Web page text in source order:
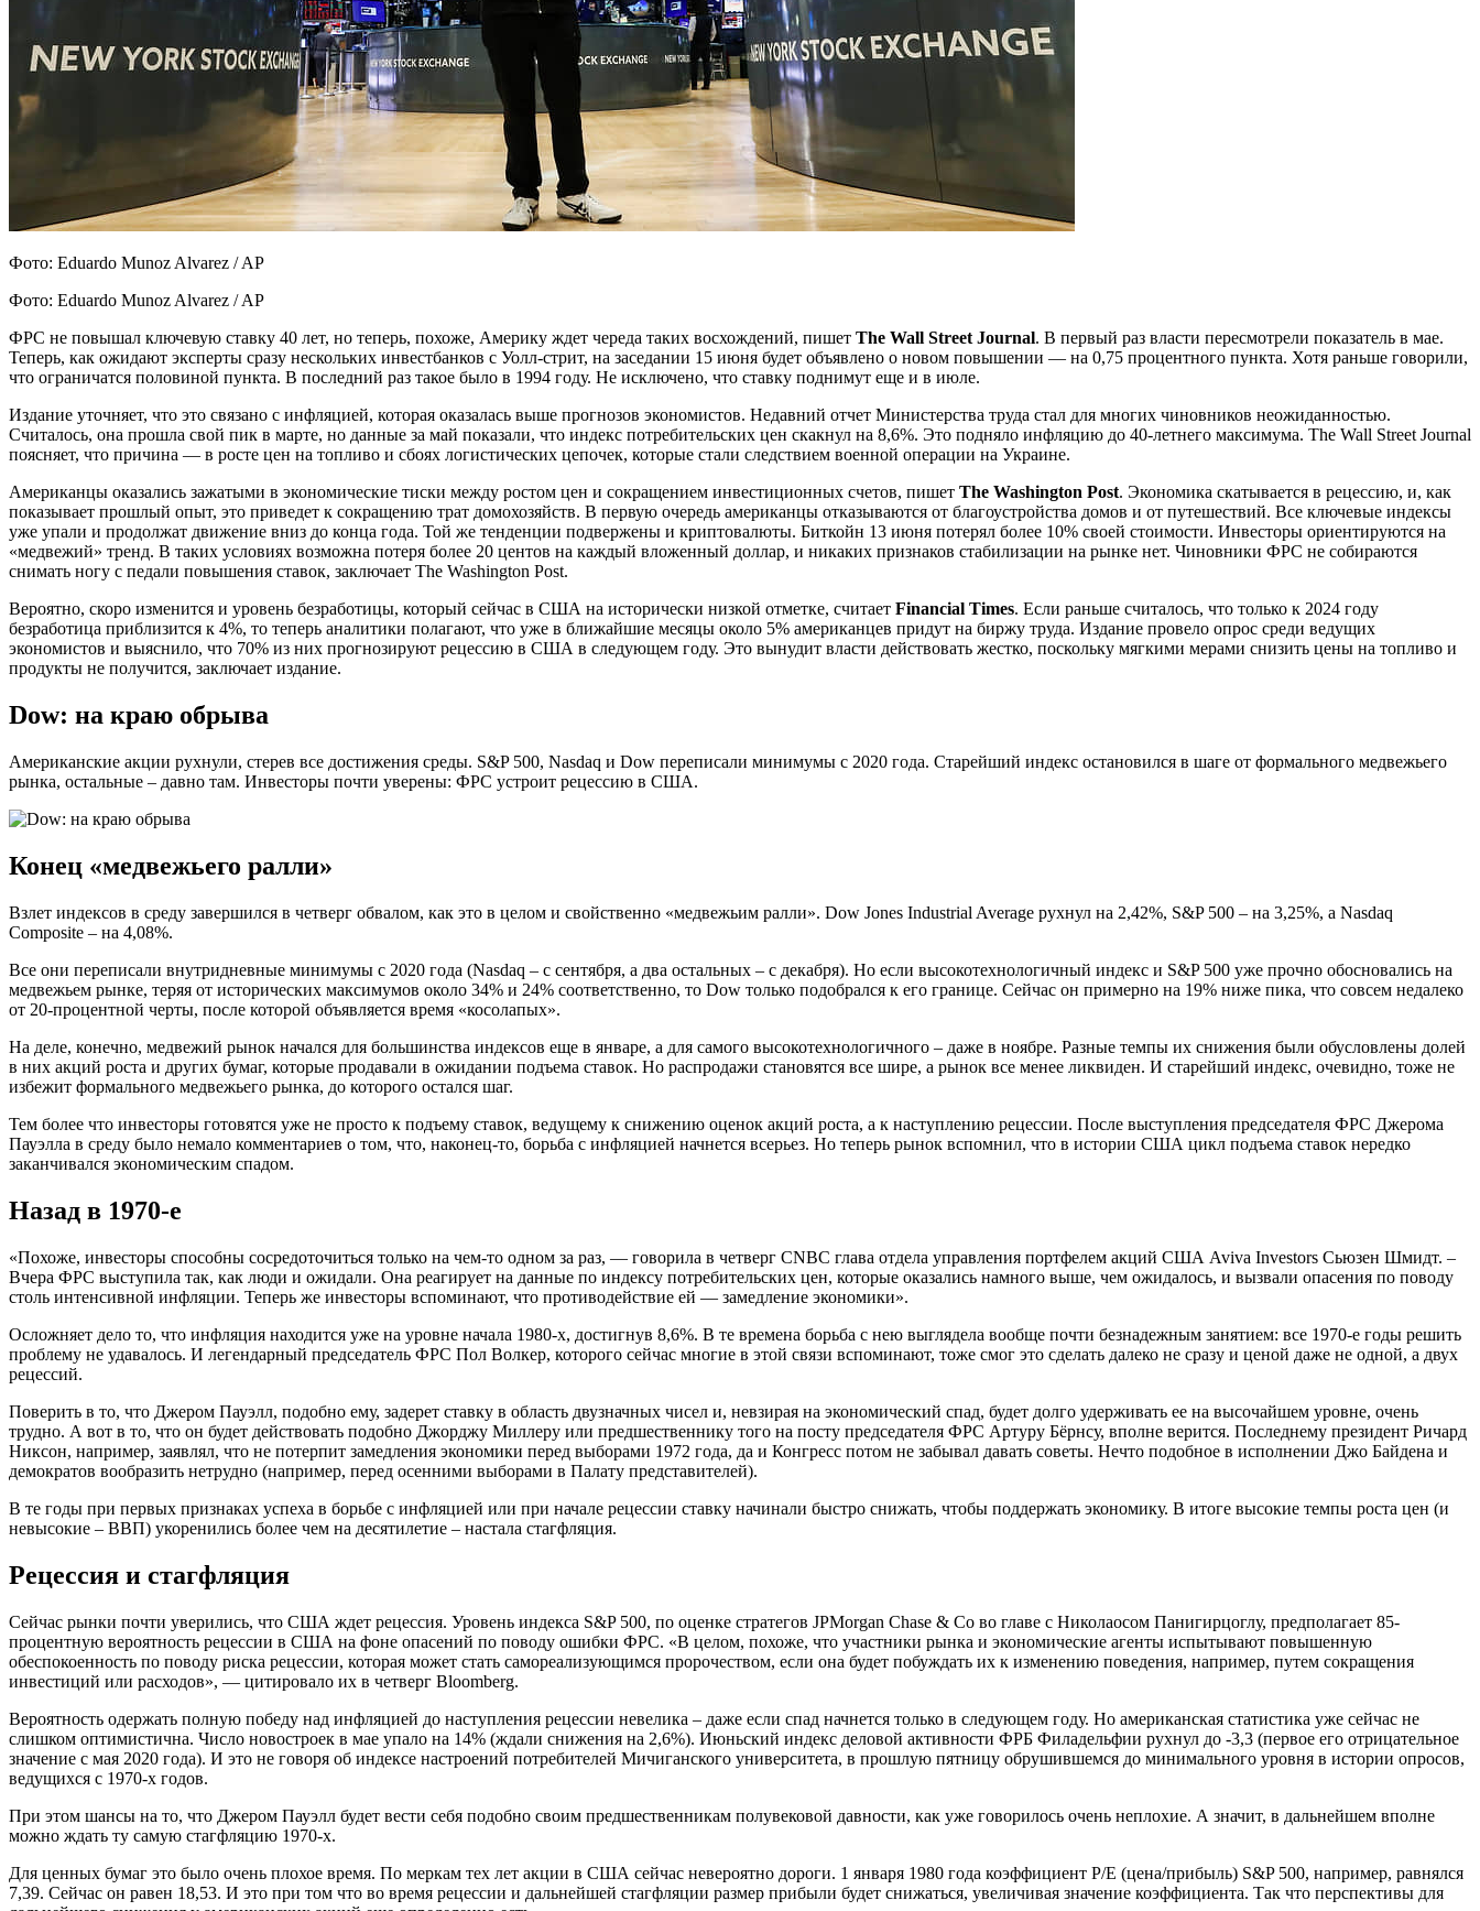
Фото: Eduardo Munoz Alvarez / AP
Фото: Eduardo Munoz Alvarez / AP
ФРС не повышал ключевую ставку 40 лет, но теперь, похоже, Америку ждет череда таких восхождений, пишет The Wall Street Journal. В первый раз власти пересмотрели показатель в мае.
Теперь, как ожидают эксперты сразу нескольких инвестбанков с Уолл-стрит, на заседании 15 июня будет объявлено о новом повышении — на 0,75 процентного пункта. Хотя раньше говорили,
что ограничатся половиной пункта. В последний раз такое было в 1994 году. Не исключено, что ставку поднимут еще и в июле.
Издание уточняет, что это связано с инфляцией, которая оказалась выше прогнозов экономистов. Недавний отчет Министерства труда стал для многих чиновников неожиданностью.
Считалось, она прошла свой пик в марте, но данные за май показали, что индекс потребительских цен скакнул на 8,6%. Это подняло инфляцию до 40-летнего максимума. The Wall Street Journal
поясняет, что причина — в росте цен на топливо и сбоях логистических цепочек, которые стали следствием военной операции на Украине.
Американцы оказались зажатыми в экономические тиски между ростом цен и сокращением инвестиционных счетов, пишет The Washington Post. Экономика скатывается в рецессию, и, как
показывает прошлый опыт, это приведет к сокращению трат домохозяйств. В первую очередь американцы отказываются от благоустройства домов и от путешествий. Все ключевые индексы
уже упали и продолжат движение вниз до конца года. Той же тенденции подвержены и криптовалюты. Биткойн 13 июня потерял более 10% своей стоимости. Инвесторы ориентируются на
«медвежий» тренд. В таких условиях возможна потеря более 20 центов на каждый вложенный доллар, и никаких признаков стабилизации на рынке нет. Чиновники ФРС не собираются
снимать ногу с педали повышения ставок, заключает The Washington Post.
Вероятно, скоро изменится и уровень безработицы, который сейчас в США на исторически низкой отметке, считает Financial Times. Если раньше считалось, что только к 2024 году
безработица приблизится к 4%, то теперь аналитики полагают, что уже в ближайшие месяцы около 5% американцев придут на биржу труда. Издание провело опрос среди ведущих
экономистов и выяснило, что 70% из них прогнозируют рецессию в США в следующем году. Это вынудит власти действовать жестко, поскольку мягкими мерами снизить цены на топливо и
продукты не получится, заключает издание.
Dow: на краю обрыва
Американские акции рухнули, стерев все достижения среды. S&P 500, Nasdaq и Dow переписали минимумы с 2020 года. Старейший индекс остановился в шаге от формального медвежьего
рынка, остальные – давно там. Инвесторы почти уверены: ФРС устроит рецессию в США.
Конец «медвежьего ралли»
Взлет индексов в среду завершился в четверг обвалом, как это в целом и свойственно «медвежьим ралли». Dow Jones Industrial Average рухнул на 2,42%, S&P 500 – на 3,25%, а Nasdaq
Composite – на 4,08%.
Все они переписали внутридневные минимумы с 2020 года (Nasdaq – с сентября, а два остальных – с декабря). Но если высокотехнологичный индекс и S&P 500 уже прочно обосновались на
медвежьем рынке, теряя от исторических максимумов около 34% и 24% соответственно, то Dow только подобрался к его границе. Сейчас он примерно на 19% ниже пика, что совсем недалеко
от 20-процентной черты, после которой объявляется время «косолапых».
На деле, конечно, медвежий рынок начался для большинства индексов еще в январе, а для самого высокотехнологичного – даже в ноябре. Разные темпы их снижения были обусловлены долей
в них акций роста и других бумаг, которые продавали в ожидании подъема ставок. Но распродажи становятся все шире, а рынок все менее ликвиден. И старейший индекс, очевидно, тоже не
избежит формального медвежьего рынка, до которого остался шаг.
Тем более что инвесторы готовятся уже не просто к подъему ставок, ведущему к снижению оценок акций роста, а к наступлению рецессии. После выступления председателя ФРС Джерома
Пауэлла в среду было немало комментариев о том, что, наконец-то, борьба с инфляцией начнется всерьез. Но теперь рынок вспомнил, что в истории США цикл подъема ставок нередко
заканчивался экономическим спадом.
Назад в 1970-е
«Похоже, инвесторы способны сосредоточиться только на чем-то одном за раз, — говорила в четверг CNBC глава отдела управления портфелем акций США Aviva Investors Сьюзен Шмидт. –
Вчера ФРС выступила так, как люди и ожидали. Она реагирует на данные по индексу потребительских цен, которые оказались намного выше, чем ожидалось, и вызвали опасения по поводу
столь интенсивной инфляции. Теперь же инвесторы вспоминают, что противодействие ей — замедление экономики».
Осложняет дело то, что инфляция находится уже на уровне начала 1980-х, достигнув 8,6%. В те времена борьба с нею выглядела вообще почти безнадежным занятием: все 1970-е годы решить
проблему не удавалось. И легендарный председатель ФРС Пол Волкер, которого сейчас многие в этой связи вспоминают, тоже смог это сделать далеко не сразу и ценой даже не одной, а двух
рецессий.
Поверить в то, что Джером Пауэлл, подобно ему, задерет ставку в область двузначных чисел и, невзирая на экономический спад, будет долго удерживать ее на высочайшем уровне, очень
трудно. А вот в то, что он будет действовать подобно Джорджу Миллеру или предшественнику того на посту председателя ФРС Артуру Бёрнсу, вполне верится. Последнему президент Ричард
Никсон, например, заявлял, что не потерпит замедления экономики перед выборами 1972 года, да и Конгресс потом не забывал давать советы. Нечто подобное в исполнении Джо Байдена и
демократов вообразить нетрудно (например, перед осенними выборами в Палату представителей).
В те годы при первых признаках успеха в борьбе с инфляцией или при начале рецессии ставку начинали быстро снижать, чтобы поддержать экономику. В итоге высокие темпы роста цен (и
невысокие – ВВП) укоренились более чем на десятилетие – настала стагфляция.
Рецессия и стагфляция
Сейчас рынки почти уверились, что США ждет рецессия. Уровень индекса S&P 500, по оценке стратегов JPMorgan Chase & Co во главе с Николаосом Панигирцоглу, предполагает 85-
процентную вероятность рецессии в США на фоне опасений по поводу ошибки ФРС. «В целом, похоже, что участники рынка и экономические агенты испытывают повышенную
обеспокоенность по поводу риска рецессии, которая может стать самореализующимся пророчеством, если она будет побуждать их к изменению поведения, например, путем сокращения
инвестиций или расходов», — цитировало их в четверг Bloomberg.
Вероятность одержать полную победу над инфляцией до наступления рецессии невелика – даже если спад начнется только в следующем году. Но американская статистика уже сейчас не
слишком оптимистична. Число новостроек в мае упало на 14% (ждали снижения на 2,6%). Июньский индекс деловой активности ФРБ Филадельфии рухнул до -3,3 (первое его отрицательное
значение с мая 2020 года). И это не говоря об индексе настроений потребителей Мичиганского университета, в прошлую пятницу обрушившемся до минимального уровня в истории опросов,
ведущихся с 1970-х годов.
При этом шансы на то, что Джером Пауэлл будет вести себя подобно своим предшественникам полувековой давности, как уже говорилось очень неплохие. А значит, в дальнейшем вполне
можно ждать ту самую стагфляцию 1970-х.
Для ценных бумаг это было очень плохое время. По меркам тех лет акции в США сейчас невероятно дороги. 1 января 1980 года коэффициент P/E (цена/прибыль) S&P 500, например, равнялся
7,39. Сейчас он равен 18,53. И это при том что во время рецессии и дальнейшей стагфляции размер прибыли будет снижаться, увеличивая значение коэффициента. Так что перспективы для